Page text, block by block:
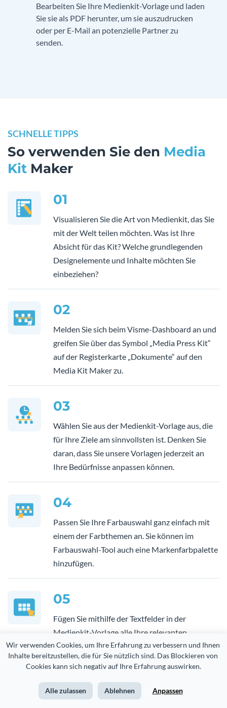
Wir verwenden Cookies, um Ihre Erfahrung zu verbessern und Ihnen
Inhalte bereitzustellen, die für Sie nützlich sind. Das Blockieren von
Cookies kann sich negativ auf Ihre Erfahrung auswirken.
Alle zulassen Ablehnen Anpassen
Bearbeiten Sie Ihre Medienkit-Vorlage und laden
Sie sie als PDF herunter, um sie auszudrucken
oder per E-Mail an potenzielle Partner zu
senden.
SCHNELLE TIPPS
So verwenden Sie den Media
Kit Maker
01
Visualisieren Sie die Art von Medienkit, das Sie
mit der Welt teilen möchten. Was ist Ihre
Absicht für das Kit? Welche grundlegenden
Designelemente und Inhalte möchten Sie
einbeziehen?
02
Melden Sie sich beim Visme-Dashboard an und
greifen Sie über das Symbol „Media Press Kit“
auf der Registerkarte „Dokumente“ auf den
Media Kit Maker zu.
03
Wählen Sie aus der Medienkit-Vorlage aus, die
für Ihre Ziele am sinnvollsten ist. Denken Sie
daran, dass Sie unsere Vorlagen jederzeit an
Ihre Bedürfnisse anpassen können.
04
Passen Sie Ihre Farbauswahl ganz einfach mit
einem der Farbthemen an. Sie können im
Farbauswahl-Tool auch eine Markenfarbpalette
hinzufügen.
05
Fügen Sie mithilfe der Textfelder in der
Medienkit-Vorlage alle Ihre relevanten
Informationen hinzu, um den Inhalt zu
personalisieren.
06